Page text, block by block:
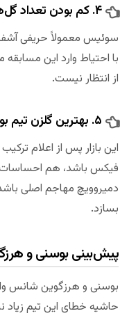
۴. کم بودن تعداد گل‌ها مقابل سوئیس
سوئیس معمولاً حریفی
با احتیاط وارد این
از انتظار نیست.
۵. بهترین گلزن تیم بوسنی و هرزگوین
این بازار پس از اعلام
فیکس باشد، هم
دمیروویچ مهاجم اصلی
بسازد.
پیش‌بینی بوسنی و
حاشیه خطای این تیم